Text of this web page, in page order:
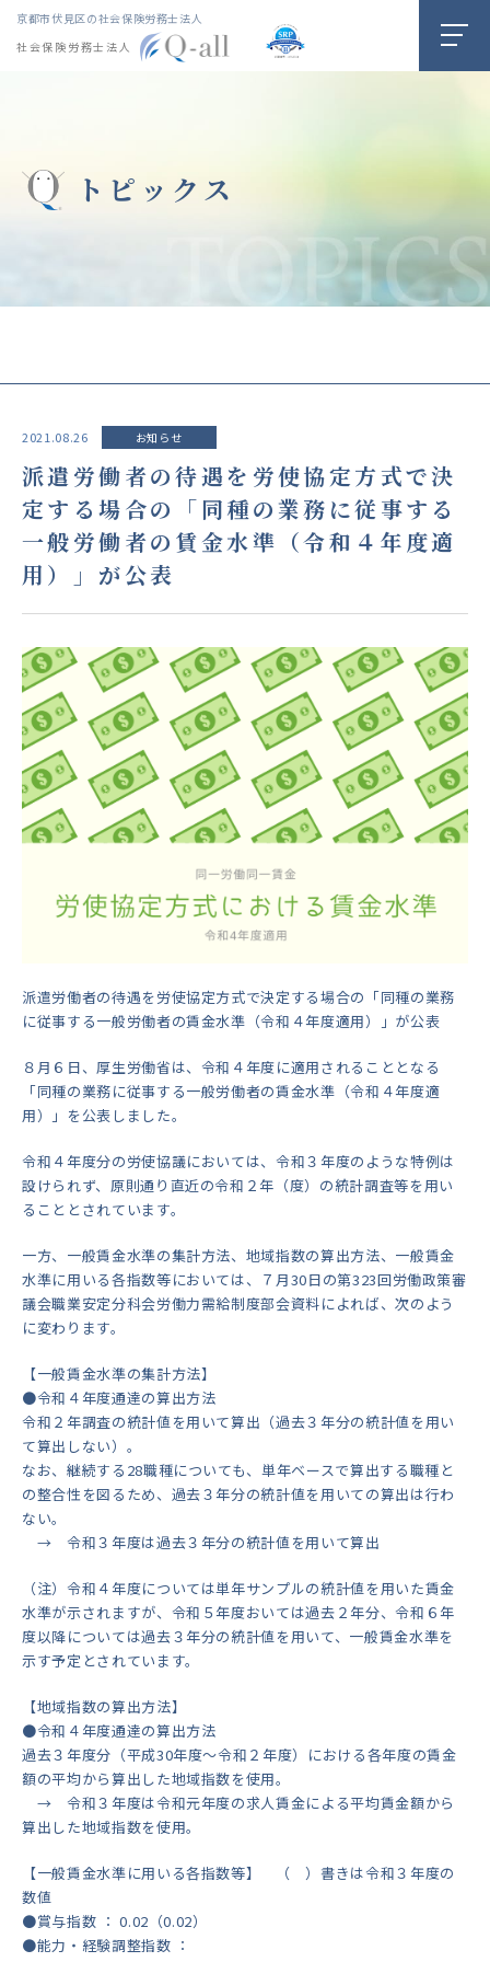
京都市伏見区の社会保険労務士法人
社会保険労務士法人
トピックス
2021.08.26 お知らせ
派遣労働者の待遇を労使協定方式で決
定する場合の「同種の業務に従事する
一般労働者の賃金水準（令和４年度適
用）」が公表
派遣労働者の待遇を労使協定方式で決定する場合の「同種の業務
に従事する一般労働者の賃金水準（令和４年度適用）」が公表
８月６日、厚生労働省は、令和４年度に適用されることとなる
「同種の業務に従事する一般労働者の賃金水準（令和４年度適
用）」を公表しました。
令和４年度分の労使協議においては、令和３年度のような特例は
設けられず、原則通り直近の令和２年（度）の統計調査等を用い
ることとされています。
一方、一般賃金水準の集計方法、地域指数の算出方法、一般賃金
水準に用いる各指数等においては、７月30日の第323回労働政策審
議会職業安定分科会労働力需給制度部会資料によれば、次のよう
に変わります。
【一般賃金水準の集計方法】
●令和４年度通達の算出方法
令和２年調査の統計値を用いて算出（過去３年分の統計値を用い
て算出しない）。
なお、継続する28職種についても、単年ベースで算出する職種と
の整合性を図るため、過去３年分の統計値を用いての算出は行わ
ない。
→ 令和３年度は過去３年分の統計値を用いて算出
（注）令和４年度については単年サンプルの統計値を用いた賃金
水準が示されますが、令和５年度おいては過去２年分、令和６年
度以降については過去３年分の統計値を用いて、一般賃金水準を
示す予定とされています。
【地域指数の算出方法】
●令和４年度通達の算出方法
過去３年度分（平成30年度～令和２年度）における各年度の賃金
額の平均から算出した地域指数を使用。
→ 令和３年度は令和元年度の求人賃金による平均賃金額から
算出した地域指数を使用。
【一般賃金水準に用いる各指数等】 （ ）書きは令和３年度の
数値
●賞与指数 ： 0.02（0.02）
●能力・経験調整指数 ：